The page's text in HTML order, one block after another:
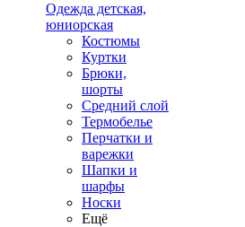
Одежда детская,
юниорская
Костюмы
Куртки
Брюки,
шорты
Средний слой
Термобелье
Перчатки и
варежки
Шапки и
шарфы
Носки
Ещё